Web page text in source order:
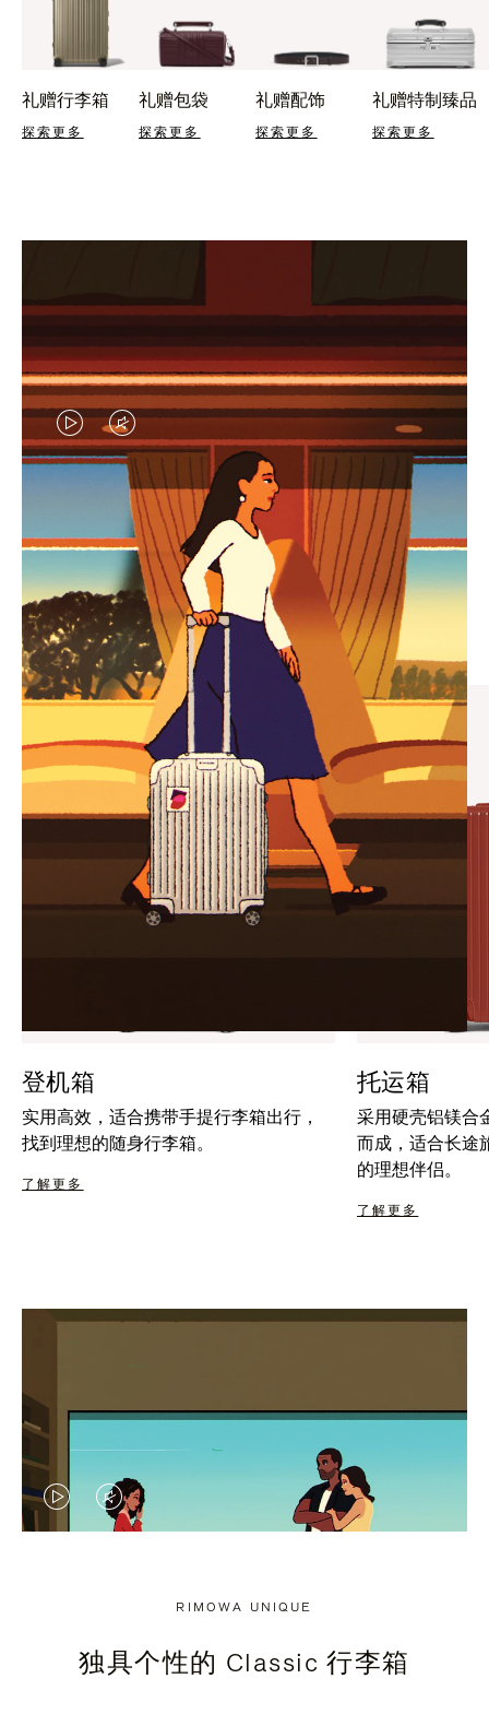
礼赠行李箱
探索更多
礼赠包袋
探索更多
礼赠配饰
探索更多
礼赠特制臻品
探索更多
视
频
暂
停，
请
按
下
暂
视
频
已
静
音，
请
点
击
按
钮
取
消
静
臻礼指南
寻觅心仪的出行伴侣，与您共
享缤纷旅程
登机箱
实用高效，适合携带手提行李箱出行，
找到理想的随身行李箱。
了解更多
托运箱
采用硬壳铝镁合
而成，适合长途
的理想伴侣。
了解更多
视
停，
视
音，
RIMOWA UNIQUE
独具个性的 Classic 行李箱